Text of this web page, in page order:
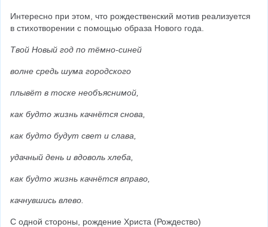
Интересно при этом, что рождественский мотив реализуется
в стихотворении с помощью образа Нового года.
Твой Новый год по тёмно-синей
волне средь шума городского
плывёт в тоске необъяснимой,
как будто жизнь качнётся снова,
как будто будут свет и слава,
удачный день и вдоволь хлеба,
как будто жизнь качнётся вправо,
качнувшись влево.
С одной стороны, рождение Христа (Рождество)